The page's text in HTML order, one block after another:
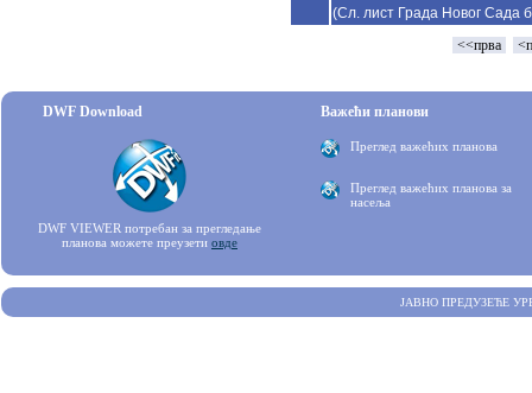
(Сл. лист Града Новог Сада
<<прва
DWF Download
DWF VIEWER потребан за прегледање
планова можете преузети овде
Важећи планови
Преглед важећих планова
Преглед важећих планова за
насеља
ЈАВНО ПРЕДУЗЕЋЕ